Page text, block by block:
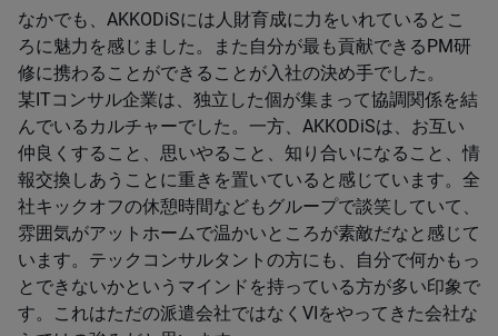
なかでも、AKKODiSには人財育成に力をいれているとこ
ろに魅力を感じました。また自分が最も貢献できるPM研
修に携わることができることが入社の決め手でした。
某ITコンサル企業は、独立した個が集まって協調関係を結
んでいるカルチャーでした。一方、AKKODiSは、お互い
仲良くすること、思いやること、知り合いになること、情
報交換しあうことに重きを置いていると感じています。全
社キックオフの休憩時間などもグループで談笑していて、
雰囲気がアットホームで温かいところが素敵だなと感じて
います。テックコンサルタントの方にも、自分で何かもっ
とできないかというマインドを持っている方が多い印象で
す。これはただの派遣会社ではなくVIをやってきた会社な